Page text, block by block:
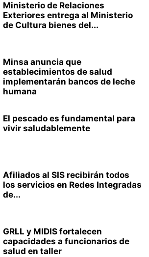
Ministerio de Relaciones
Exteriores entrega al Ministerio
de Cultura bienes del...
Minsa anuncia que
establecimientos de salud
implementarán bancos de leche
humana
El pescado es fundamental para
vivir saludablemente
Afiliados al SIS recibirán todos
los servicios en Redes Integradas
de...
GRLL y MIDIS fortalecen
capacidades a funcionarios de
salud en taller